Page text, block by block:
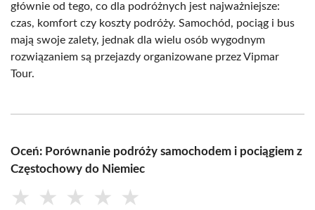
głównie od tego, co dla podróżnych jest najważniejsze:
czas, komfort czy koszty podróży. Samochód, pociąg i bus
mają swoje zalety, jednak dla wielu osób wygodnym
rozwiązaniem są przejazdy organizowane przez Vipmar
Tour.
Oceń: Porównanie podróży samochodem i pociągiem z
Częstochowy do Niemiec
★ ★ ★ ★ ★